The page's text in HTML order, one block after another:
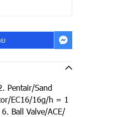
Pentair/Sand
EC16/16g/h = 1
Ball Valve/ACE/